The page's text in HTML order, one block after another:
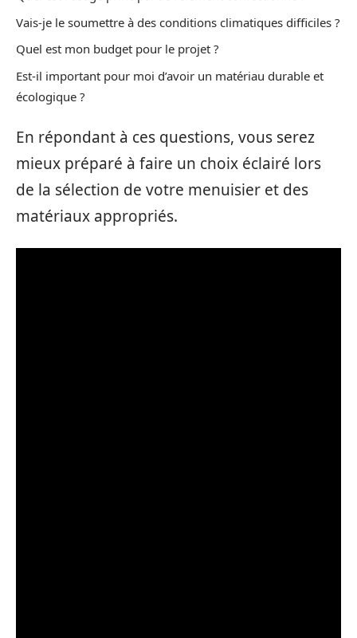
Vais-je le soumettre à des conditions climatiques difficiles ?
Quel est mon budget pour le projet ?
Est-il important pour moi d’avoir un matériau durable et
écologique ?
En répondant à ces questions, vous serez
mieux préparé à faire un choix éclairé lors
de la sélection de votre menuisier et des
matériaux appropriés.